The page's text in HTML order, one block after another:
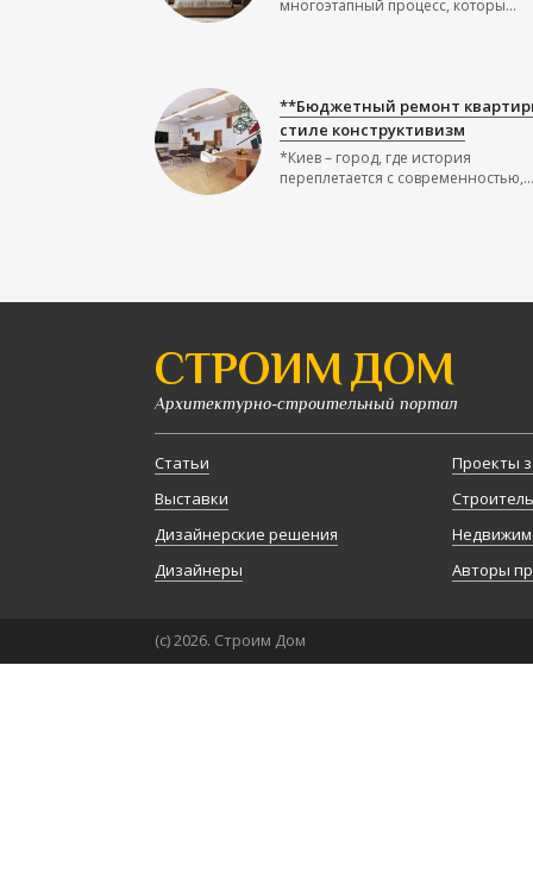
многоэтапный процесс, которы...
**Бюджетный ремонт
стиле конструктивизм
*Киев – город, где история
переплетается с современностью,...
СТРОИМ ДОМ
Архитектурно-строительный портал
Статьи
Выставки
Дизайнерские решения
Дизайнеры
Проекты
Авторы
(с) 2026. Строим Дом